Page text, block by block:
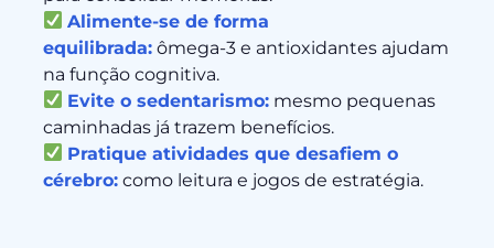
Alimente-se de forma
equilibrada:ômega-3 e antioxidantes ajudam
na função cognitiva.
Evite o sedentarismo:mesmo pequenas
caminhadas já trazem benefícios.
Pratique atividades que desafiem o
cérebro:como leitura e jogos de estratégia.